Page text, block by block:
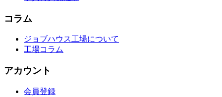
コラム
ジョブハウス工場について
工場コラム
アカウント
会員登録